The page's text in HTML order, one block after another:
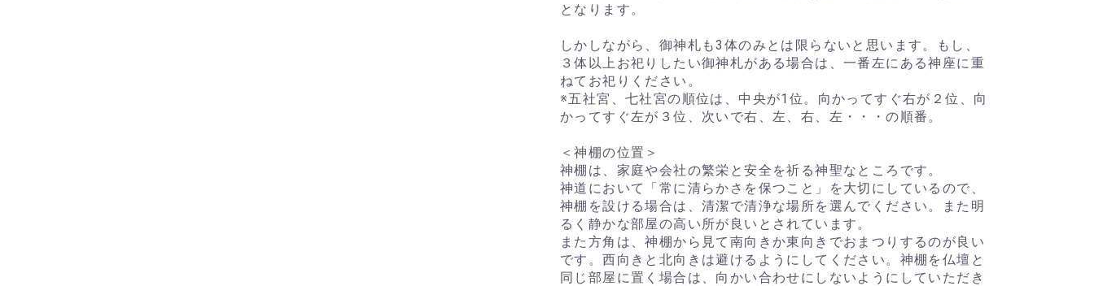
となります。
しかしながら、御神札も3体のみとは限らないと思います。もし、
３体以上お祀りしたい御神札がある場合は、一番左にある神座に重
ねてお祀りください。
※五社宮、七社宮の順位は、中央が1位。向かってすぐ右が２位、向
かってすぐ左が３位、次いで右、左、右、左・・・の順番。
＜神棚の位置＞
神棚は、家庭や会社の繁栄と安全を祈る神聖なところです。
神道において「常に清らかさを保つこと」を大切にしているので、
神棚を設ける場合は、清潔で清浄な場所を選んでください。また明
るく静かな部屋の高い所が良いとされています。
また方角は、神棚から見て南向きか東向きでおまつりするのが良い
です。西向きと北向きは避けるようにしてください。神棚を仏壇と
同じ部屋に置く場合は、向かい合わせにしないようにしていただき